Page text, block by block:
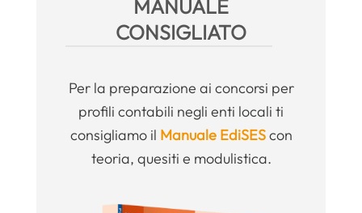
MANUALE
CONSIGLIATO
Per la preparazione ai concorsi per
profili contabili negli enti locali ti
consigliamo il Manuale EdiSEScon
teoria, quesiti e modulistica.